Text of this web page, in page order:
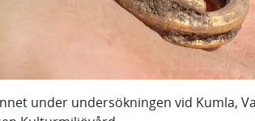
under undersökningen vid Kumla,